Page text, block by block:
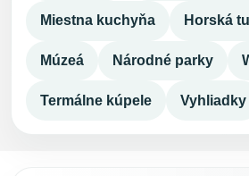
Miestna kuchyňa Horská
Múzeá Národné parky
Termálne kúpele Vyhliadky